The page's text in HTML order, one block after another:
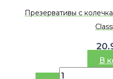
Презервативы с
В